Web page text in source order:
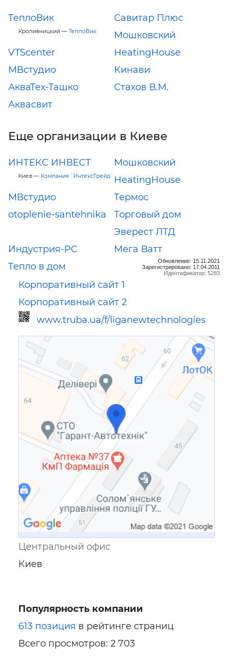
ТеплоВик
Кропивницкий — ТеплоВик
Савитар Плюс
Мошковский
VTScenter
HeatingHouse
МВстудио
Кинави
АкваТех-Ташко
Стахов В.М.
Аквасвит
Еще организации в Киеве
ИНТЕКС ИНВЕСТ
Киев — Компания `ИнтексТрейд`
Мошковский
HeatingHouse
МВстудио
Термос
otoplenie-santehnika
Торговый дом
Эверест ЛТД
Индустрия-РС
Мега Ватт
Тепло в дом
Обновление: 15.11.2021
Зарегистрировано: 17.04.2011
Идентификатор: 5283
Корпоративный сайт 1
Корпоративный сайт 2
www.truba.ua/f/liganewtechnologies
Ссылка для мобильных устройств
Центральный офис
Киев
Популярность компании
613 позиция в рейтинге страниц
Всего просмотров: 2 703